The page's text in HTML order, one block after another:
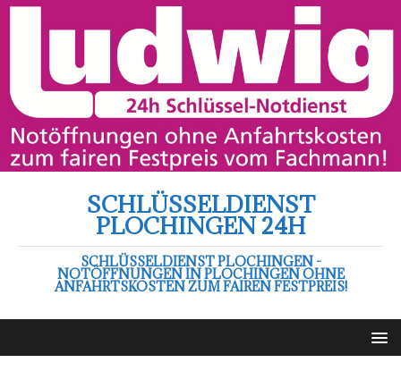
SCHLÜSSELDIENST
PLOCHINGEN 24H
SCHLÜSSELDIENST PLOCHINGEN -
NOTÖFFNUNGEN IN PLOCHINGEN OHNE
ANFAHRTSKOSTEN ZUM FAIREN FESTPREIS!